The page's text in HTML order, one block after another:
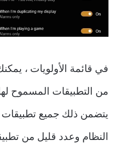
في قائمة الأولويات ،
من التطبيقات المسموح
النظام وعدد قليل من